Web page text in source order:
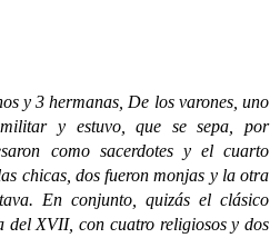
3 hermanas, De los varones, uno
y estuvo, que se sepa, por
como sacerdotes y el cuarto
chicas, dos fueron monjas y la otra
En conjunto, quizás el clásico
del XVII, con cuatro religiosos y dos